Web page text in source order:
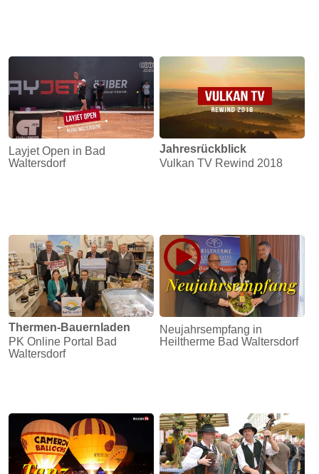
Layjet Open in Bad
Waltersdorf
Jahresrückblick
Vulkan TV Rewind 2018
Thermen-Bauernladen
PK Online Portal Bad
Waltersdorf
Neujahrsempfang in
Heiltherme Bad Waltersdorf